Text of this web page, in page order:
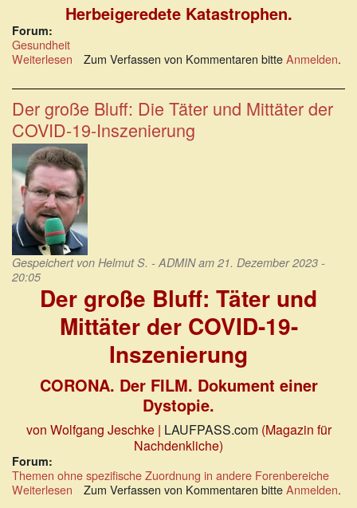
Herbeigeredete Katastrophen.
Forum:
Gesundheit
Weiterlesen über
gibt
es
nur
kraft
Entscheidung
der
WHO.
Zum Verfassen von Kommentaren bitteAnmelden.
Der große Bluff: Die Täter und Mittäter der
COVID-19-Inszenierung
Gespeichert von Helmut S. - ADMINam 21. Dezember 2023 -
20:05
Der große Bluff: Täter und
Mittäter der COVID-19-
Inszenierung
CORONA. Der FILM. Dokument einer
Dystopie.
von Wolfgang Jeschke | LAUFPASS.com(Magazin für
Nachdenkliche)
Forum:
Themen ohne spezifische Zuordnung in andere Forenbereiche
Weiterlesen über
Zum Verfassen von Kommentaren bitteAnmelden.